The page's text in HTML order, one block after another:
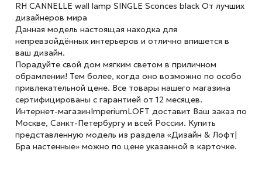
RH CANNELLE wall lamp SINGLE Sconces black От лучших
дизайнеров мира
Данная модель настоящая находка для
непревзойдённых интерьеров и отлично впишется в
ваш дизайн.
Порадуйте свой дом мягким светом в приличном
обрамлении! Тем более, когда оно возможно по особо
привлекательной цене. Все товары нашего магазина
сертифицированы с гарантией от 12 месяцев.
Интернет-магазинImperiumLOFT доставит Ваш заказ по
Москве, Санкт-Петербургу и всей России. Купить
представленную модель из раздела «Дизайн & Лофт|
Бра настенные» можно по цене указанной в карточке.